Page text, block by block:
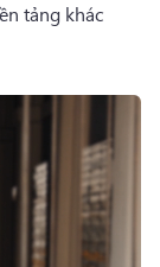
tảng khác